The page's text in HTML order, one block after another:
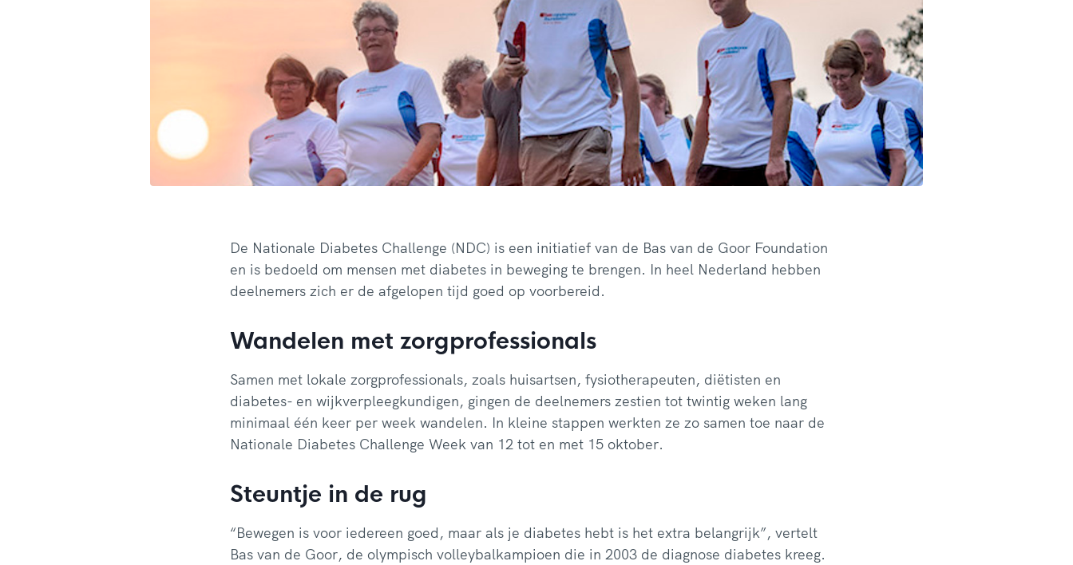
De Nationale Diabetes Challenge (NDC) is een initiatief van de Bas van de Goor Foundation
en is bedoeld om mensen met diabetes in beweging te brengen. In heel Nederland hebben
deelnemers zich er de afgelopen tijd goed op voorbereid.
Wandelen met zorgprofessionals
Samen met lokale zorgprofessionals, zoals huisartsen, fysiotherapeuten, diëtisten en
diabetes- en wijkverpleegkundigen, gingen de deelnemers zestien tot twintig weken lang
minimaal één keer per week wandelen. In kleine stappen werkten ze zo samen toe naar de
Nationale Diabetes Challenge Week van 12 tot en met 15 oktober.
Steuntje in de rug
“Bewegen is voor iedereen goed, maar als je diabetes hebt is het extra belangrijk”, vertelt
Bas van de Goor, de olympisch volleybalkampioen die in 2003 de diagnose diabetes kreeg.